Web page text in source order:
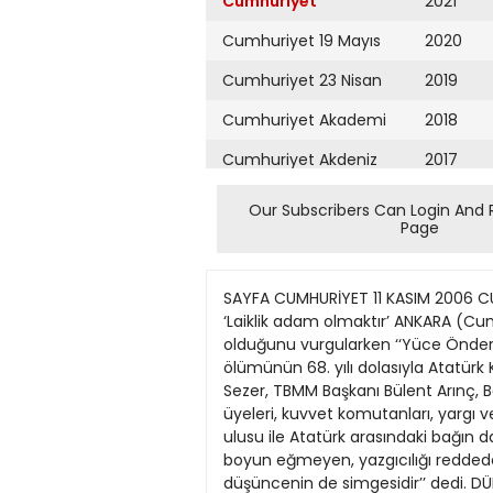
Cumhuriyet 19 Mayıs
Cumhuriyet 23 Nisan
Cumhuriyet Akademi
Cumhuriyet Akdeniz
Cumhuriyet Alışveriş
Cumhuriyet Ankara
Cumhuriyet Büyük
Taaruz
Cumhuriyet
Cumartesi
Cumhuriyet Çevre
2020
2019
2018
2017
2016
2015
2013
2012
2011
2010
2009
Our Subscribers Can Login And
Page
SAYFA CUMHURİYET 11 KASIM 2006 CUMARTESİ 6 HABERLER Cumhurbaşkanı Sezer’den Atatürk’ün 68. ölüm yıldönümünde çarpıcı mesajlar ‘Laiklik adam olmaktır’ ANKARA (Cumhuriyet Bürosu) Cumhurbaşkanı Ahmet Necdet Sezer, Atatürk’e göre ‘‘laikliğin adam olmak’’ olduğunu vurgularken ‘‘Yüce Önder’e göre 20 yaşında bir yobaz ihtiyar, 70 yaşında bir idealist ise zindedir, gençtir’’ dedi. Atatürk, ölümünün 68. yılı dolasıyla Atatürk Kültür, Dil ve Tarih Yüksek Kurumu’nda gerçekleştirilen toplantıyla anıldı. Toplantıda, Cumhurbaşkanı Sezer, TBMM Başkanı Bülent Arınç, Başbakan Tayyip Erdoğan, Genelkurmay Başkanı Orgeneral Yaşar Büyükanıt ile bazı Bakanlar Kurulu üyeleri, kuvvet komutanları, yargı ve askeri erkân yer aldı. Sezer yaptığı konuşmada, ölümünün üzerinden 68 yıl geçmesine karşın Türk ulusu ile Atatürk arasındaki bağın daha da güçlendiğini ifade etti. Sezer, ‘‘Ulusumuzun soylu niteliklerini kişiliğinde birleştiren Atatürk, boyun eğmeyen, yazgıcılığı reddeden, engin öngörüleriyle olaylara yön veren bir önderdir. O, aynı zamanda bilimsel ve çağdaş düşüncenin de simgesidir’’ dedi. DÜNYANIN EN BÜYÜK LİDERİ CUMARTESİ YAZILARI ATAOL BEHRAMOĞLU Şiirleriyle Bülent Ecevit Ölümünden hemen sonra yazılanlarda, yapılan söyleşilerde, Bülent Ecevit’in şairliğinden de çokça söz edildi. Bu kadar kısa süre içinde, belki şimdiye kadar olduğundan daha da çok. Ve bundan sonra da Bülent Ecevit’in şairliği daha fazla ilgi konusu olacaktır. Bunun nedeni belki, yaşarken siyasal kimliği edebiyatçı kimliği ile karşılaştırılamayacak ölçüde önde olan kişiye, şimdi artık daha nesnel bir gözle bakılabilecek olmasıdır. Bir başka deyişle, artık siyasal bir titri, misyonu bulunmayan kişinin başkaca insanî özellikleri, daha nesnel, daha yansız, güncel durumla daha az ilişkili olarak değerlendirilebilir. ??? Behçet Necatigil’in “Edebiyatımızda İsimler Sözlüğü”nde, şiir yayımlamaya “Hep Bu Topraktan” ve “Yücel” dergilerinde başladığı yazılı tarih belirtilmiyor, fakat bu ilk yayınların 1940’lı yılların sonlarında olduğunu biliyoruz. (“Sıla derdine düşünce anlarsın” dizesiyle başlayan ünlü “Türk Yunan Şiiri”nin yayın tarihi 1947.) Şiirlerini kitaplaştırmasının tarihi ise epeyce daha sonra, 1976. “Şiirler” adlı bu kitap, “El Ele Büyüttük Sevgiyi” adıyla, yeni şiirler eklenerek 1999’da yeniden yayımlanıyor. Belli ki Bülent Ecevit şiir yazmak (ve eninde sonunda da yayımlamak) tutkusundan hiçbir zaman vazgeçmemiş… ??? Ölümünün hemen ertesinde, şairliği konusunda bir TV kanalında bana